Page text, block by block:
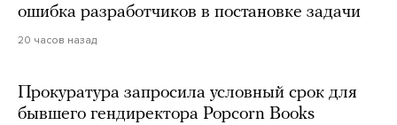
ошибка разработчиков в постановке задачи
20 часов назад
Прокуратура запросила условный срок для
бывшего гендиректора Popcorn Books